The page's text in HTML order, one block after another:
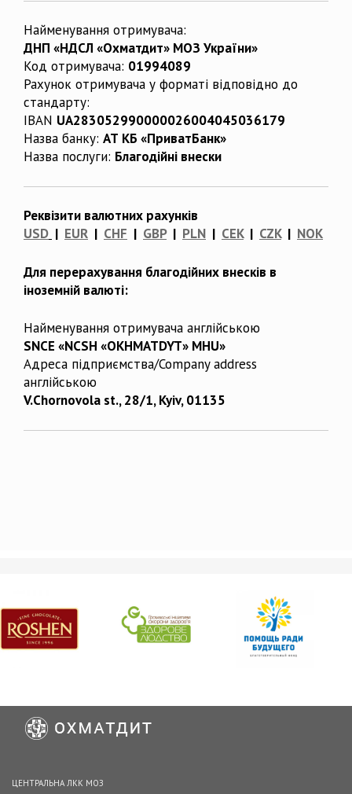
Найменування отримувача:
ДНП «НДСЛ «Охматдит» МОЗ України»
Код отримувача: 01994089
Рахунок отримувача у форматі відповідно до
стандарту:
IBAN UA283052990000026004045036179
Назва банку: АТ КБ «ПриватБанк»
Назва послуги: Благодійні внески
Реквізити валютних рахунків
USD | EUR | CHF | GBP| PLN | CEK| CZK| NOK
Для перерахування благодійних внесків в
іноземній валюті:
Найменування отримувача англійською
SNCE «NCSH «OKHMATDYT» MHU»
Адреса підприємства/Company address
англійською
V.Chornovola st., 28/1, Kyiv, 01135
ЦЕНТРАЛЬНА ЛКК МОЗ